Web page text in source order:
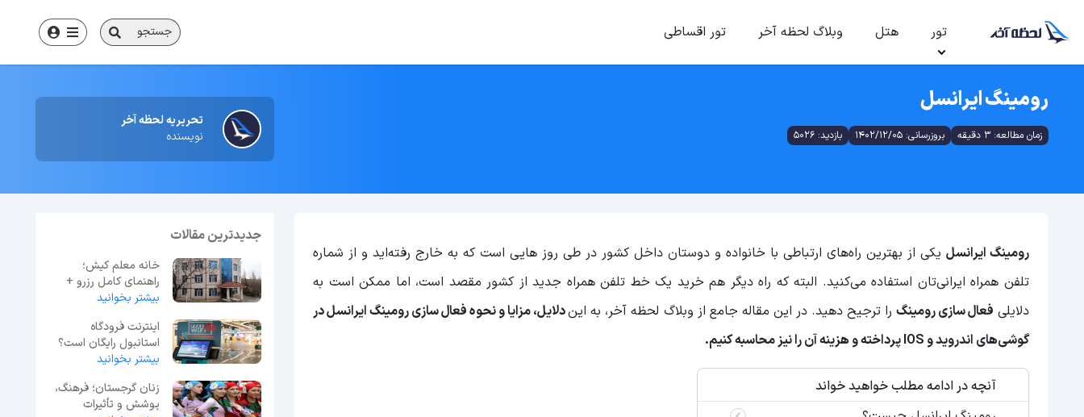
تور هتل وبلاگ لحظه آخر تور اقساطی جستجو
رومینگ ایرانسل
زمان مطالعه: 3 دقیقه بروزرسانی: 1402/12/05 بازدید: 5026
تحریریه لحظه آخر
نویسنده
رومینگ ایرانسل یکی از بهترین راه‌های ارتباطی با خانواده و دوستان داخل کشور در طی روز هایی است که به خارج رفته‌اید و از شماره
تلفن همراه ایرانی‌تان استفاده می‌کنید. البته که راه دیگر هم خرید یک خط تلفن همراه جدید از کشور مقصد است، اما ممکن است به
دلایلی فعال سازی رومینگ را ترجیح دهید. در این مقاله جامع از وبلاگ لحظه آخر، به ایندلایل، مزایا و نحوه فعال سازی رومینگ ایرانسل در
گوشی‌های اندروید و IOS پرداخته و هزینه آن را نیز محاسبه کنیم.
آنچه در ادامه مطلب خواهید خواند
جدیدترین مقالات
خانه معلم کیش؛
راهنمای کامل رزرو +
آدرس و شماره تماس
بیشتر بخوانید
اینترنت فرودگاه
استانبول رایگان است؟
راهنمای گام‌به‌گام
بیشتر بخوانید
زنان گرجستان؛ فرهنگ،
پوشش و تأثیرات